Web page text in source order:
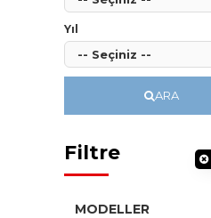
Yıl
ARA
Filtre
MODELLER